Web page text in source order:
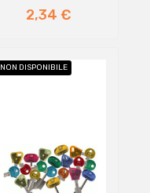
Prezzo
2,34 €
NON DISPONIBILE